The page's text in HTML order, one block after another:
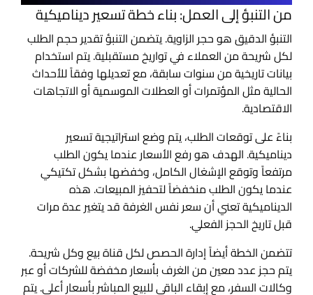
من التنبؤ إلى العمل: بناء خطة تسعير ديناميكية
التنبؤ الدقيق هو حجر الزاوية. يتضمن التنبؤ تقدير حجم الطلب
لكل شريحة من العملاء في تواريخ مستقبلية. يتم استخدام
بيانات تاريخية من سنوات سابقة، مع تعديلها وفقاً للأحداث
الحالية مثل المؤتمرات أو العطلات الموسمية أو الاتجاهات
الاقتصادية.
بناءً على توقعات الطلب، يتم وضع استراتيجية تسعير
ديناميكية. الهدف هو رفع الأسعار عندما يكون الطلب
مرتفعاً وتوقع الإشغال الكامل، وخفضها بشكل تكتيكي
عندما يكون الطلب منخفضاً لتحفيز المبيعات. هذه
الديناميكية تعني أن سعر نفس الغرفة قد يتغير عدة مرات
قبل تاريخ الحجز الفعلي.
تتضمن الخطة أيضاً إدارة الحصص لكل قناة بيع وكل شريحة.
يتم حجز عدد معين من الغرف بأسعار مخفضة للشركات أو عبر
وكالات السفر، مع إبقاء الباقي للبيع المباشر بأسعار أعلى. يتم